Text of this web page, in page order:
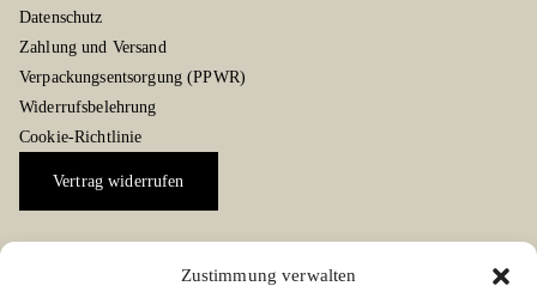
Zustimmung verwalten
Datenschutz
Zahlung und Versand
Verpackungsentsorgung (PPWR)
Widerrufsbelehrung
Cookie-Richtlinie
Vertrag widerrufen